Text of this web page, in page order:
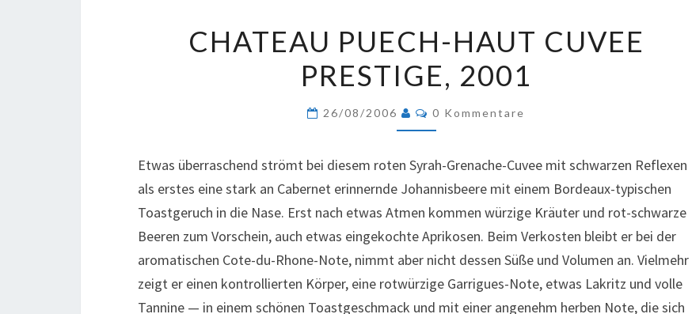
PUECH-
HAUT
CUVEE
PRESTIGE,
CHATEAU PUECH-HAUT CUVEE
PRESTIGE, 2001
26/08/2006 Kommentare
0 Kommentare
Etwas überraschend strömt bei diesem roten Syrah-Grenache-Cuvee mit schwarzen Reflexen
als erstes eine stark an Cabernet erinnernde Johannisbeere mit einem Bordeaux-typischen
Toastgeruch in die Nase. Erst nach etwas Atmen kommen würzige Kräuter und rot-schwarze
Beeren zum Vorschein, auch etwas eingekochte Aprikosen. Beim Verkosten bleibt er bei der
aromatischen Cote-du-Rhone-Note, nimmt aber nicht dessen Süße und Volumen an. Vielmehr
zeigt er einen kontrollierten Körper, eine rotwürzige Garrigues-Note, etwas Lakritz und volle
Tannine — in einem schönen Toastgeschmack und mit einer angenehm herben Note, die sich